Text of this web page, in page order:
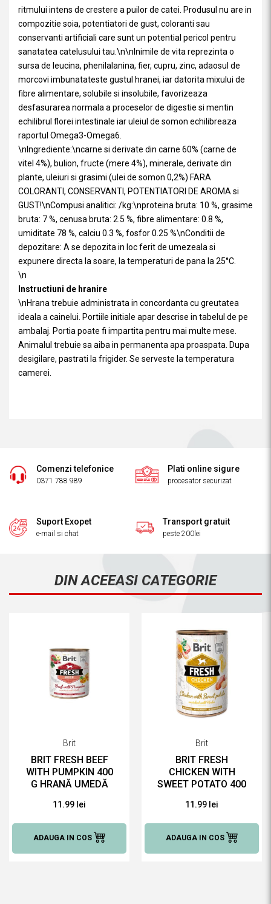
ritmului intens de crestere a puilor de catei. Produsul nu are in
compozitie soia, potentiatori de gust, coloranti sau
conservanti artificiali care sunt un potential pericol pentru
sanatatea catelusului tau.\n\nInimile de vita reprezinta o
sursa de leucina, phenilalanina, fier, cupru, zinc, adaosul de
morcovi imbunatateste gustul hranei, iar datorita mixului de
fibre alimentare, solubile si insolubile, favorizeaza
desfasurarea normala a proceselor de digestie si mentin
echilibrul florei intestinale iar uleiul de somon echilibreaza
raportul Omega3-Omega6.
\nIngrediente:\ncarne si derivate din carne 60% (carne de
vitel 4%), bulion, fructe (mere 4%), minerale, derivate din
plante, uleiuri si grasimi (ulei de somon 0,2%) FARA
COLORANTI, CONSERVANTI, POTENTIATORI DE AROMA si
GUST!\nCompusi analitici: /kg:\nproteina bruta: 10 %, grasime
bruta: 7 %, cenusa bruta: 2.5 %, fibre alimentare: 0.8 %,
umiditate 78 %, calciu 0.3 %, fosfor 0.25 %\nConditii de
depozitare: A se depozita in loc ferit de umezeala si
expunere directa la soare, la temperaturi de pana la 25°C.
\n
Instructiuni de hranire
\nHrana trebuie administrata in concordanta cu greutatea
ideala a cainelui. Portiile initiale apar descrise in tabelul de pe
ambalaj. Portia poate fi impartita pentru mai multe mese.
Animalul trebuie sa aiba in permanenta apa proaspata. Dupa
desigilare, pastrati la frigider. Se serveste la temperatura
camerei.
Comenzi telefonice
0371 788 989
Plati online sigure
procesator securizat
Suport Exopet
e-mail si chat
Transport gratuit
peste 200lei
DIN ACEEASI CATEGORIE
Brit
BRIT FRESH BEEF
WITH PUMPKIN 400
G HRANĂ UMEDĂ
11.99 lei
ADAUGA IN COS
Brit
BRIT FRESH
CHICKEN WITH
SWEET POTATO 400
PENTRU CAINI
11.99 lei
ADAUGA IN COS